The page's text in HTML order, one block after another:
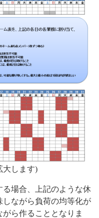
大します)
場合、上記のような休
ながら負荷の均等化が
ら作ることとなりま